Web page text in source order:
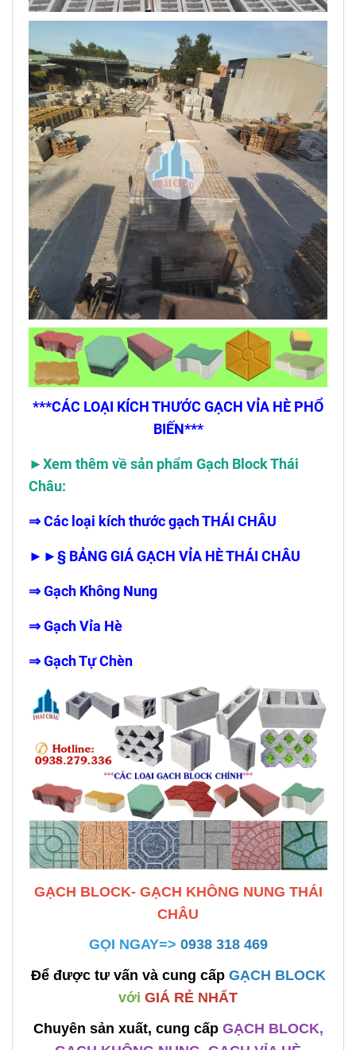
***CÁC LOẠI KÍCH THƯỚC GẠCH VỈA HÈ PHỔ
BIẾN***
►Xem thêm về sản phẩm Gạch Block Thái
Châu:
⇒Các loại kích thước gạch THÁI CHÂU
►►§ BẢNG GIÁ GẠCH VỈA HÈ THÁI CHÂU
⇒Gạch Không Nung
⇒Gạch Vỉa Hè
⇒Gạch Tự Chèn
GẠCH BLOCK- GẠCH KHÔNG NUNG THÁI
CHÂU
GỌI NGAY=> 0938 318 469
Để được tư vấn và cung cấp GẠCH BLOCK
với GIÁ RẺ NHẤT
Chuyên sản xuất, cung cấp GẠCH BLOCK,